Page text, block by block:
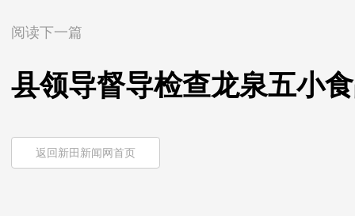
阅读下一篇
县领导督导检查龙泉五小
返回新田新闻网首页